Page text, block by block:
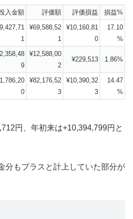
入金額 評価額 評価損益 損益%
1
¥69,588,52
1
¥10,160,81
0
17.10
%
9
¥12,588,00
2
¥229,513 1.86%
0
¥82,176,52
3
¥10,390,32
3
14.47
%
円、年初来は+10,394,799円と
分もプラスと計上していた部分が